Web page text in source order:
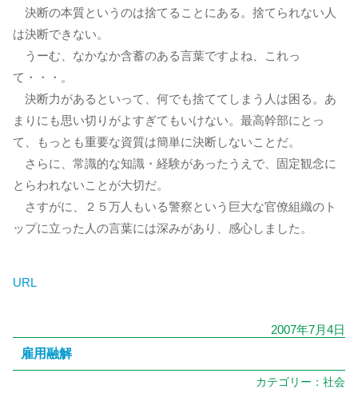
決断の本質というのは捨てることにある。捨てられない人
は決断できない。
うーむ、なかなか含蓄のある言葉ですよね、これっ
て・・・。
決断力があるといって、何でも捨ててしまう人は困る。あ
まりにも思い切りがよすぎてもいけない。最高幹部にとっ
て、もっとも重要な資質は簡単に決断しないことだ。
さらに、常識的な知識・経験があったうえで、固定観念に
とらわれないことが大切だ。
さすがに、２５万人もいる警察という巨大な官僚組織のト
ップに立った人の言葉には深みがあり、感心しました。
URL
2007年7月4日
雇用融解
カテゴリー： 社会